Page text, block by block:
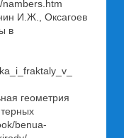
И.Ж., Оксагоев
в
геометрия
benua-